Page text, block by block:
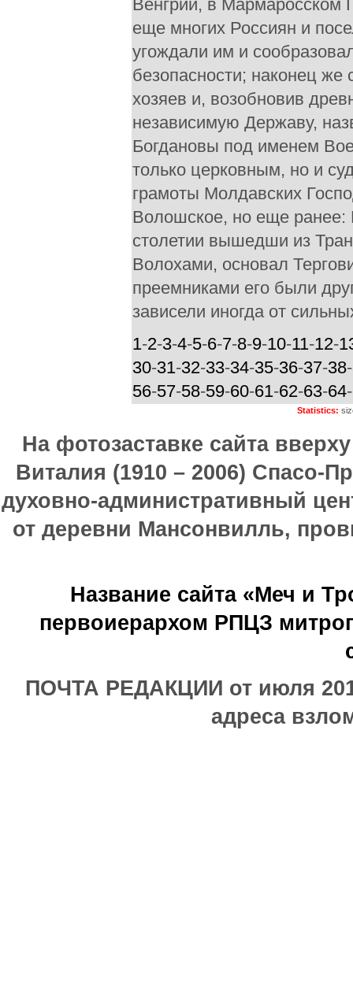
Венгрии, в Мармаросском
еще многих Россиян и
угождали им и
безопасности; наконец же
хозяев и, возобновив
независимую Державу,
Богдановы под именем
только церковным, но и
грамоты Молдавских
Волошское, но еще ранее:
столетии вышедши из
Волохами, основал
преемниками его были
зависели иногда от
1-2-3-4-5-6-7-8-9-10-11-12-
30-31-32-33-34-35-36-37-38-
56-57-58-59-60-61-62-63-64-
Statistics:
На фотозаставке сайта
Виталия (1910 – 2006) Спасо-
духовно-административный
от деревни Мансонвилль,
Название сайта «Меч и
первоиерархом РПЦЗ
ПОЧТА РЕДАКЦИИ от июля
адреса